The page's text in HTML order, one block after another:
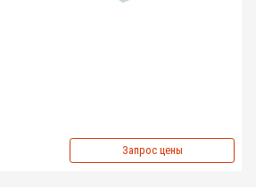
Запрос цены